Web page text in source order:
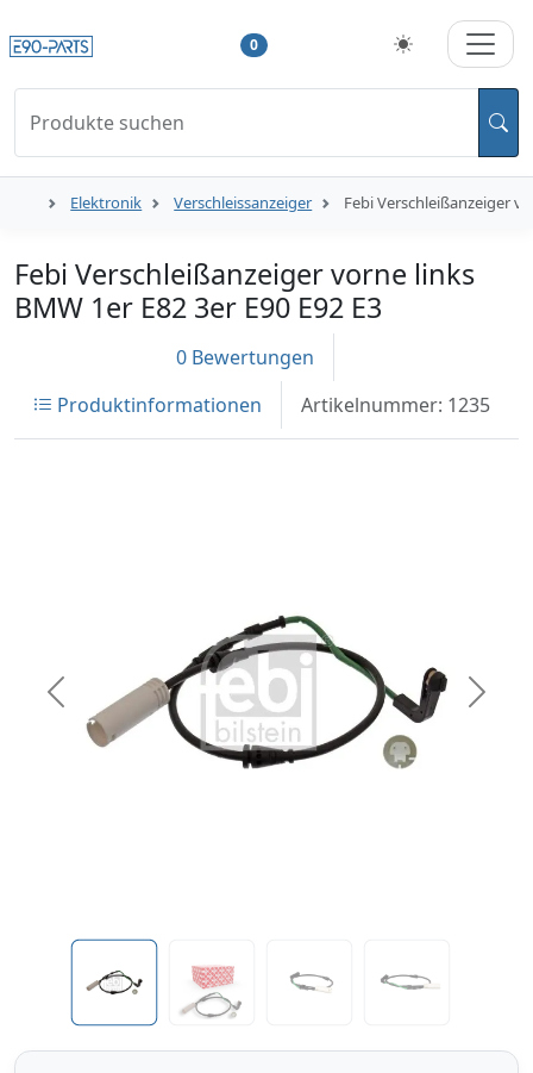
0
Produkte suchen
Elektronik Verschleissanzeiger Febi Verschleißanzeiger
Febi Verschleißanzeiger vorne links
BMW 1er E82 3er E90 E92 E3
0 Bewertungen
Produktinformationen
Artikelnummer: 1235
Previous Next